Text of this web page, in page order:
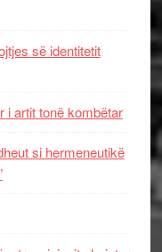
së identitetit
i artit tonë kombëtar
si hermeneutikë